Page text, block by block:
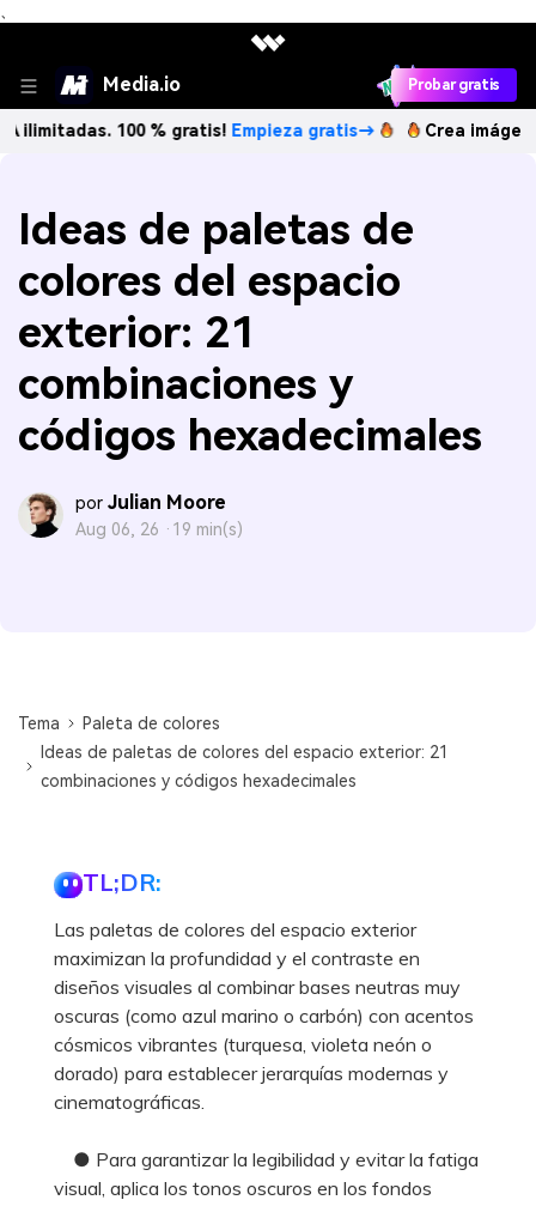
、
Media.io Probar gratis
100 % gratis!Empieza gratis→ Crea imágenes IA
Ideas de paletas de
colores del espacio
exterior: 21
combinaciones y
códigos hexadecimales
por Julian Moore
Aug 06, 26 · 19 min(s)
Tema
Paleta de colores
Ideas de paletas de colores del espacio exterior: 21
combinaciones y códigos hexadecimales
TL;DR:
Las paletas de colores del espacio exterior
maximizan la profundidad y el contraste en
diseños visuales al combinar bases neutras muy
oscuras (como azul marino o carbón) con acentos
cósmicos vibrantes (turquesa, violeta neón o
dorado) para establecer jerarquías modernas y
cinematográficas.
● Para garantizar la legibilidad y evitar la fatiga
visual, aplica los tonos oscuros en los fondos